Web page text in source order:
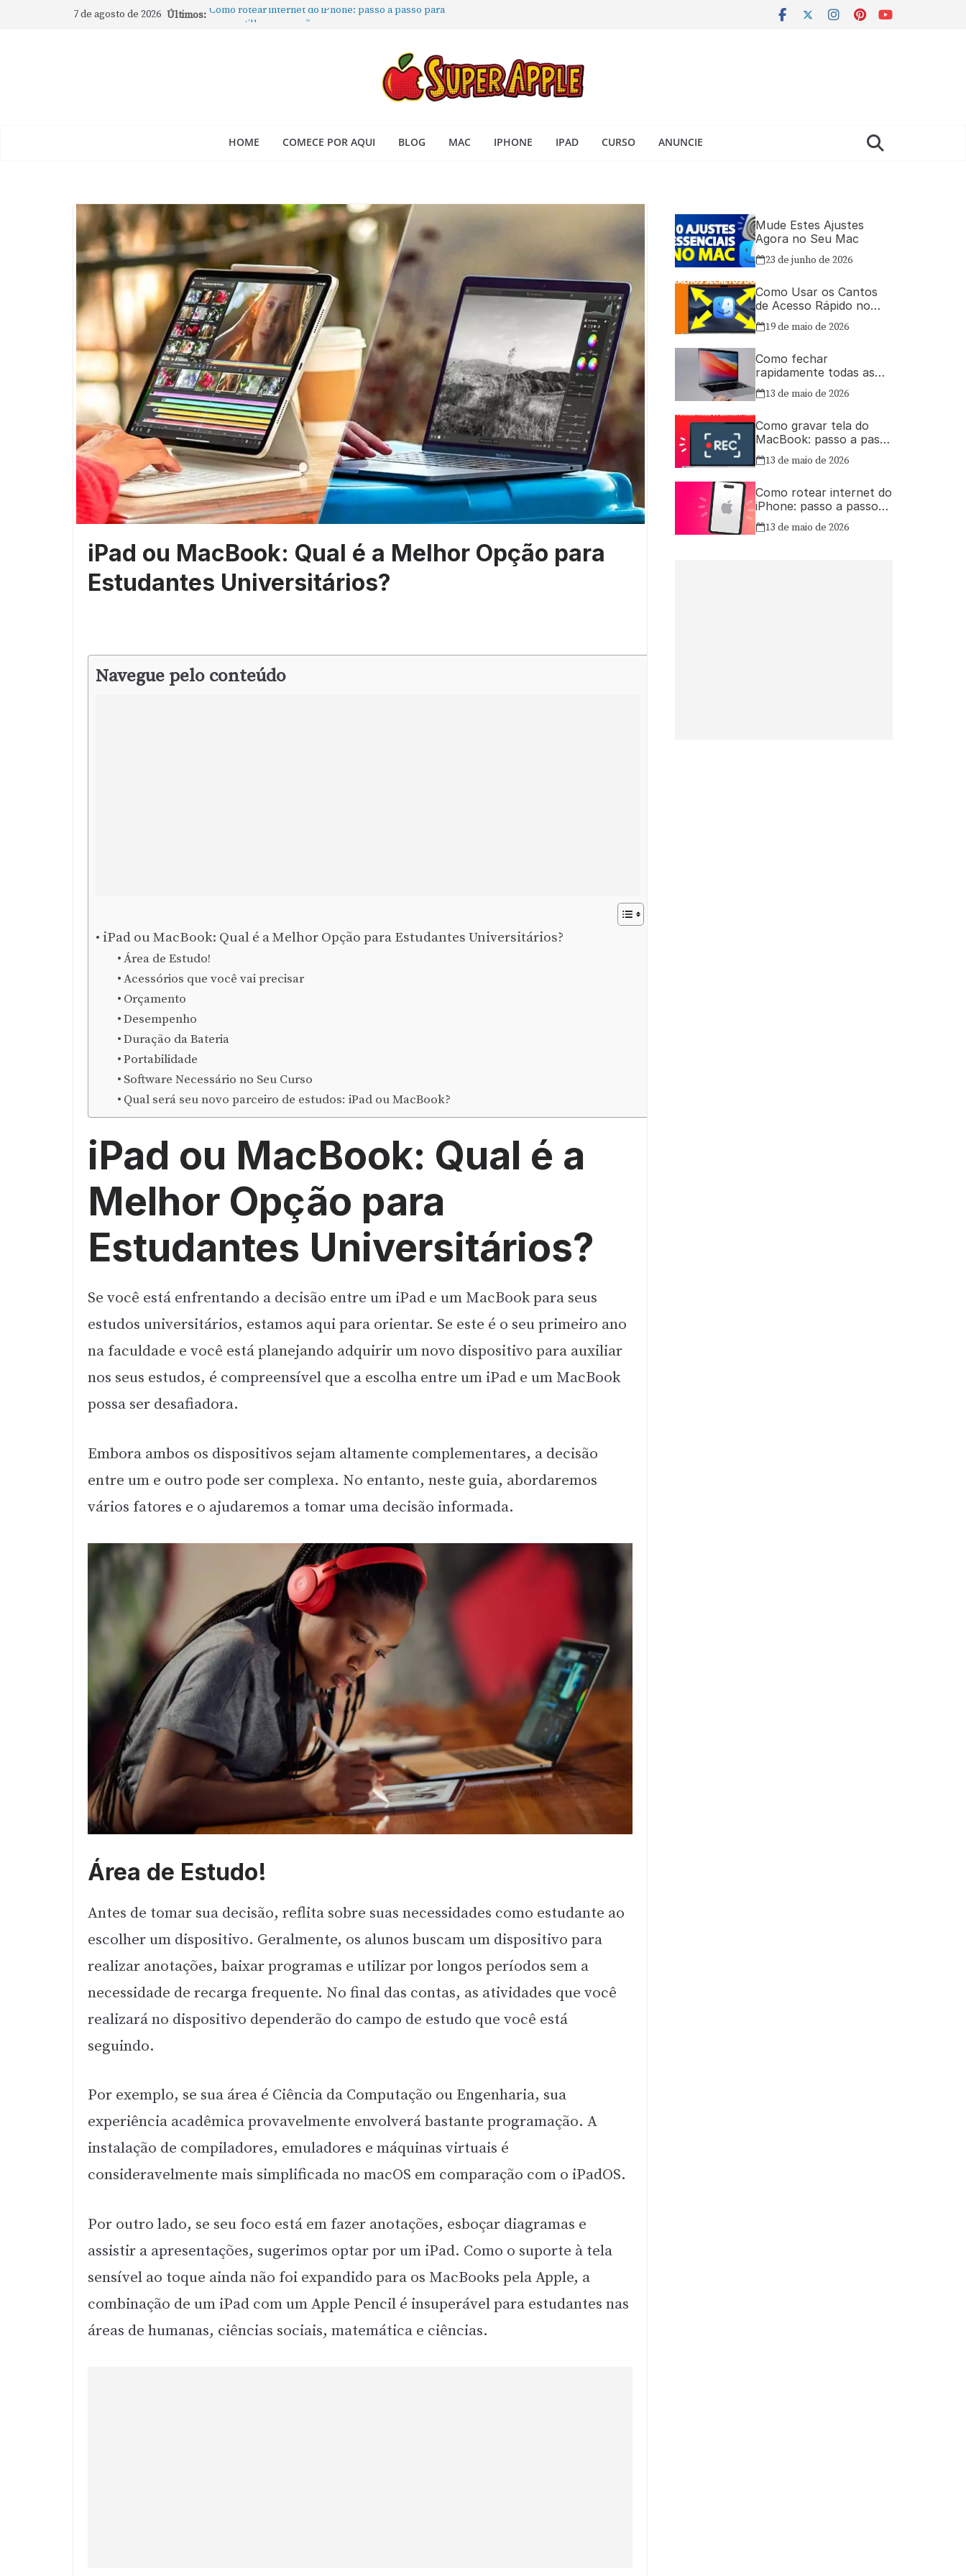
7 de agosto de 2026 Últimos: Como rotear internet do iPhone: passo a passo para
Como Usar os Cantos de Acesso Rápido no Mac
Como fechar rapidamente todas as janelas ou aplicativos
Como gravar tela do MacBook: passo a passo simples
HOME COMECE POR AQUI BLOG MAC IPHONE IPAD CURSO ANUNCIE
iPad ou MacBook: Qual é a Melhor Opção para
Estudantes Universitários?
Navegue pelo conteúdo
iPad ou MacBook: Qual é a Melhor Opção para Estudantes Universitários?
Área de Estudo!
Acessórios que você vai precisar
Orçamento
Desempenho
Duração da Bateria
Portabilidade
Software Necessário no Seu Curso
Qual será seu novo parceiro de estudos: iPad ou MacBook?
iPad ou MacBook: Qual é a
Melhor Opção para
Estudantes Universitários?
Se você está enfrentando a decisão entre um iPad e um MacBook para seus
estudos universitários, estamos aqui para orientar. Se este é o seu primeiro ano
na faculdade e você está planejando adquirir um novo dispositivo para auxiliar
nos seus estudos, é compreensível que a escolha entre um iPad e um MacBook
possa ser desafiadora.
Embora ambos os dispositivos sejam altamente complementares, a decisão
entre um e outro pode ser complexa. No entanto, neste guia, abordaremos
vários fatores e o ajudaremos a tomar uma decisão informada.
Área de Estudo!
Antes de tomar sua decisão, reflita sobre suas necessidades como estudante ao
escolher um dispositivo. Geralmente, os alunos buscam um dispositivo para
realizar anotações, baixar programas e utilizar por longos períodos sem a
necessidade de recarga frequente. No final das contas, as atividades que você
realizará no dispositivo dependerão do campo de estudo que você está
seguindo.
Por exemplo, se sua área é Ciência da Computação ou Engenharia, sua
experiência acadêmica provavelmente envolverá bastante programação. A
instalação de compiladores, emuladores e máquinas virtuais é
consideravelmente mais simplificada no macOS em comparação com o iPadOS.
Por outro lado, se seu foco está em fazer anotações, esboçar diagramas e
assistir a apresentações, sugerimos optar por um iPad. Como o suporte à tela
sensível ao toque ainda não foi expandido para os MacBooks pela Apple, a
combinação de um iPad com um Apple Pencil é insuperável para estudantes nas
áreas de humanas, ciências sociais, matemática e ciências.
Mude Estes Ajustes
Agora no Seu Mac
23 de junho de 2026
Como Usar os Cantos
de Acesso Rápido no
Mac
19 de maio de 2026
Como fechar
rapidamente todas as
janelas ou aplicativos
abertos no Mac
13 de maio de 2026
Como gravar tela do
MacBook: passo a passo
simples
13 de maio de 2026
Como rotear internet do
iPhone: passo a passo
para compartilhar a
conexão
13 de maio de 2026